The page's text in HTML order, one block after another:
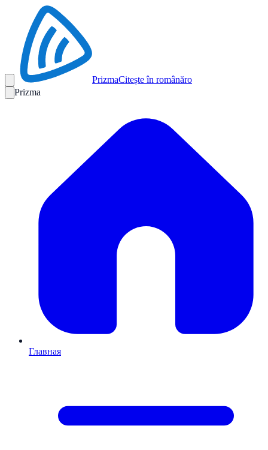
PrizmaCitește în românăro
Prizma
Главная